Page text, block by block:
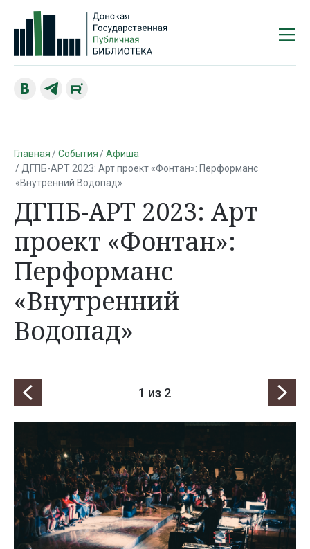
Главная События
Афиша
ДГПБ-АРТ 2023: Арт проект «Фонтан»: Перформанс
«Внутренний Водопад»
ДГПБ-АРТ 2023: Арт
проект «Фонтан»:
Перформанс
«Внутренний
Водопад»
1 из 2